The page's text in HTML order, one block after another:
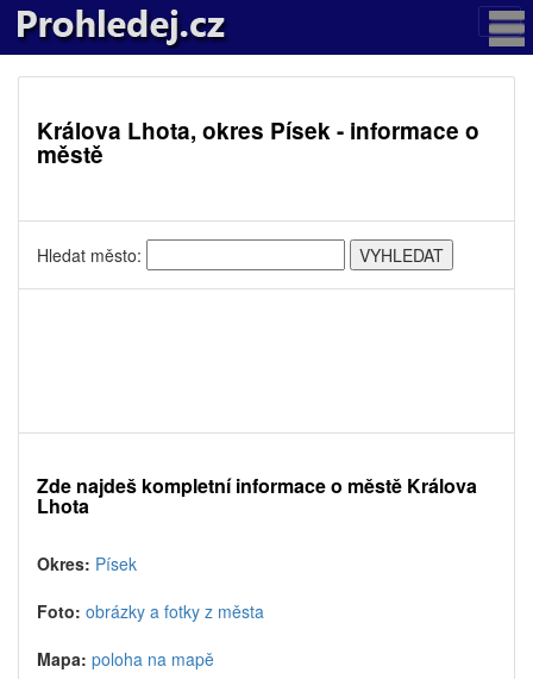
Králova Lhota, okres Písek - informace o
městě
Hledat město:
Zde najdeš kompletní informace o městě Králova
Lhota
Okres: Písek
Foto: obrázky a fotky z města
Mapa: poloha na mapě